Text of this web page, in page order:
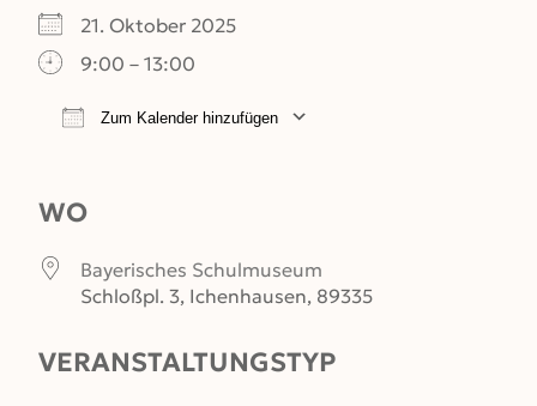
21. Oktober 2025
9:00 – 13:00
Zum Kalender hinzufügen
WO
Bayerisches Schulmuseum
Schloßpl. 3, Ichenhausen, 89335
VERANSTALTUNGSTYP